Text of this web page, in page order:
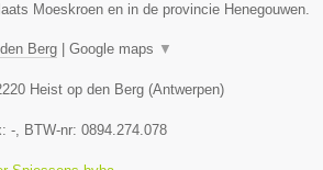
Moeskroen en in de provincie Henegouwen.
Berg| Google maps ▼
Heist op den Berg(Antwerpen)
-, BTW-nr: 0894.274.078